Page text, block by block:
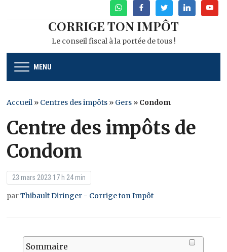
WhatsAppFacebookTwitterLinkedin
CORRIGE TON IMPÔT
Le conseil fiscal à la portée de tous !
MENU
Accueil » Centres des impôts » Gers » Condom
Centre des impôts de
Condom
23 mars 2023 17 h 24 min
parThibault Diringer - Corrige ton Impôt
Sommaire